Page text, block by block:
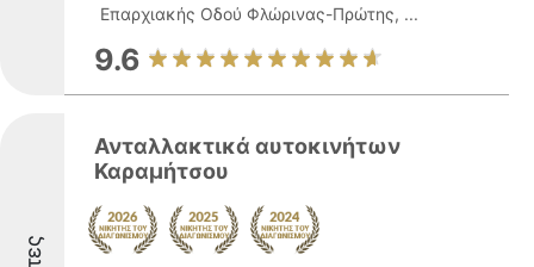
Επαρχιακής Οδού Φλώρινας-Πρώτης, ...
9.6
Ανταλλακτικά αυτοκινήτων
Καραμήτσου